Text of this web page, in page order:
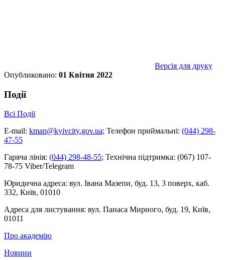
Версія для друку
Опубликовано: 01 Квітня 2022
Події
Всі Події
E-mail: kman@kyivcity.gov.ua; Телефон приймальні: (044) 298-
47-55
Гаряча лінія: (044) 298-48-55; Технічна підтримка: (067) 107-
78-75 Viber/Telegram
Юридична адреса: вул. Івана Мазепи, буд. 13, 3 поверх, каб.
332, Київ, 01010
Адреса для листування: вул. Панаса Мирного, буд. 19, Київ,
01011
Про академію
Новини